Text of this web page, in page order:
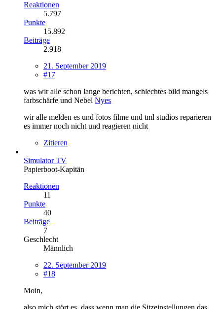
Reaktionen
5.797
Punkte
15.892
Beiträge
2.918
21. September 2019
#17
was wir alle schon lange berichten, schlechtes bild mangels
farbschärfe und Nebel Nyes
wir alle melden es und fotos filme und tml studios reparieren
es immer noch nicht und reagieren nicht
Zitieren
Simulator TV
Papierboot-Kapitän
Reaktionen
11
Punkte
40
Beiträge
7
Geschlecht
Männlich
22. September 2019
#18
Moin,